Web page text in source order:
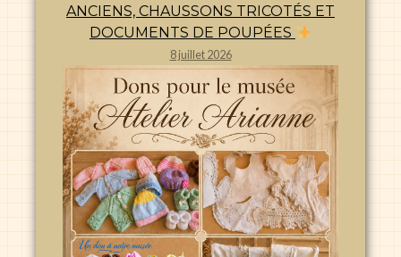
ANCIENS, CHAUSSONS TRICOTÉS ET
DOCUMENTS DE POUPÉES
8 juillet 2026